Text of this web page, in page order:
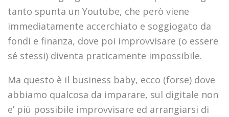
tanto spunta un Youtube, che però viene
immediatamente accerchiato e soggiogato da
fondi e finanza, dove poi improvvisare (o essere
sé stessi) diventa praticamente impossibile.
Ma questo è il business baby, ecco (forse) dove
abbiamo qualcosa da imparare, sul digitale non
e’ più possibile improvvisare ed arrangiarsi di